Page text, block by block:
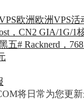
欧洲 欧洲VPS活
，CN2 GIA/1G/1
五# Racknerd，
将日常为您更